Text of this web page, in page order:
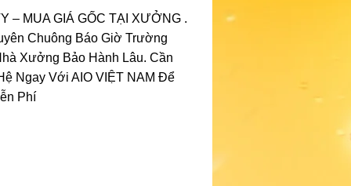
– MUA GIÁ GỐC TẠI XƯỞNG .
Chuông Báo Giờ Trường
Xưởng Bảo Hành Lâu. Cần
Ngay Với AIO VIỆT NAM Để
Phí